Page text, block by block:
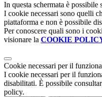
In questa schermata è
I cookie necessari sono quelli
piattaforma e non è possibile
Per conoscere quali sono i
visionare la COOKIE
Cookie necessari per il
I cookie necessari per il
disabilitati. È possibile
policy.